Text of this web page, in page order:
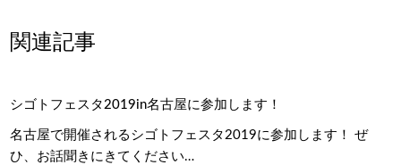
関連記事
シゴトフェスタ2019in名古屋に参加します！
名古屋で開催されるシゴトフェスタ2019に参加します！ ぜ
ひ、お話聞きにきてください…